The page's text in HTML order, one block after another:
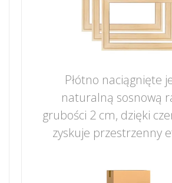
Płótno naciągnięte
naturalną sosnową
grubości 2 cm, dzięki
zyskuje przestrzenny